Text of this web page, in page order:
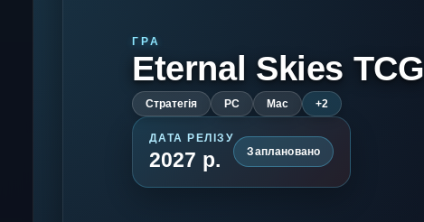
ГРА
Eternal Skies TCG
Стратегія PC Mac +2
ДАТА РЕЛІЗУ
2027 р. Заплановано